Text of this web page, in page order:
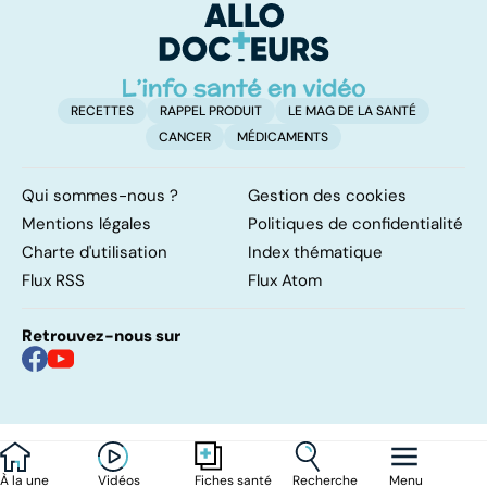
À la une Vidéos Fiches santé Recherche Menu
d'angine ?
RECETTES RAPPEL PRODUIT
LE MAG DE LA SANTÉ
CANCER
MÉDICAMENTS
Qui sommes-nous ?
Gestion des cookies
Mentions légales
Politiques de confidentialité
Charte d'utilisation
Index thématique
Flux RSS
Flux Atom
Retrouvez-nous sur